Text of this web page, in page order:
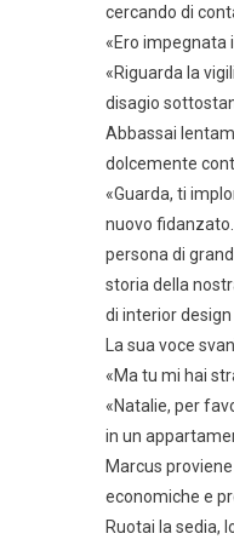
cercando di
«Ero impegnata
«Riguarda la
disagio
Abbassai
dolcemente
«Guarda, ti
nuovo
persona di
storia della
di interior
La sua voce
«Ma tu mi hai
«Natalie, per
in un
Marcus
economiche e
Ruotai la sedia,